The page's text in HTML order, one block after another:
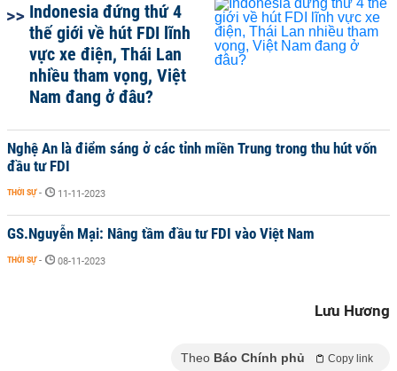
Indonesia đứng thứ 4
thế giới về hút FDI lĩnh
vực xe điện, Thái Lan
nhiều tham vọng, Việt
Nam đang ở đâu?
Nghệ An là điểm sáng ở các tỉnh miền Trung trong thu hút vốn
đầu tư FDI
THỜI SỰ - 11-11-2023
GS.Nguyễn Mại: Nâng tầm đầu tư FDI vào Việt Nam
THỜI SỰ - 08-11-2023
Lưu Hương
Theo Báo Chính phủ Copy link